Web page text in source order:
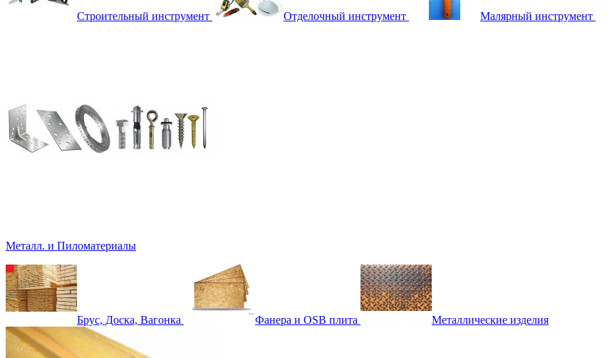
Строительный инструмент Отделочный инструмент Малярный инструмент
Металл. и Пиломатериалы
Брус, Доска, Вагонка Фанера и OSB плита Металлические изделия